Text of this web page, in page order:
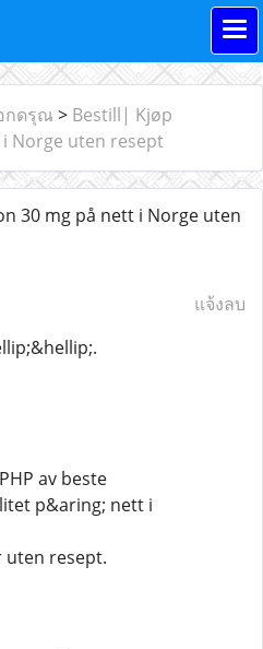
กดรุณ > Bestill| Kjøp
Norge uten resept
30 mg på nett i Norge uten
แจ้งลบ
av beste
p&aring; nett i
resept.